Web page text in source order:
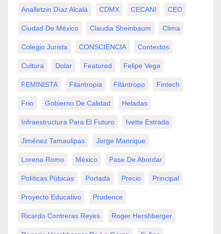
Analletzin Díaz Alcalá CDMX CECANI CEO
Ciudad De México Claudia Sheinbaum Clima
Colegio Jurista CONSCIENCIA Contextos
Cultura Dolar Featured Felipe Vega
FEMINISTA Filantropia Filántropo Fintech
Frio Gobierno De Calidad Heladas
Infraestructura Para El Futuro Ivette Estrada
Jiménez Tamaulipas Jorge Manrique
Lorena Romo México Pase De Abordar
Políticas Púbicas Portada Precio Principal
Proyecto Educativo Prudence
Ricardo Contreras Reyes Roger Hershberger